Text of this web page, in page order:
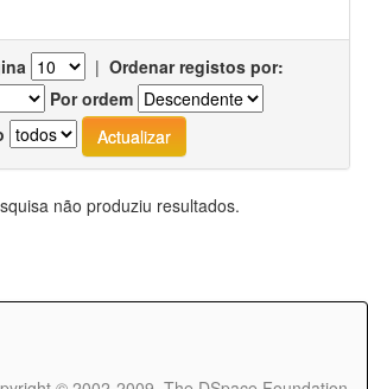
| Ordenar registos por:
Por ordem
não produziu resultados.